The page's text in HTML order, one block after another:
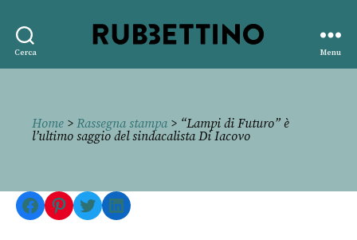
Cerca
editore
Menu
Home > Rassegna stampa> “Lampi di Futuro” è
l’ultimo saggio del sindacalista Di Iacovo
Facebook
Pinterest
TwitterLinkedIn